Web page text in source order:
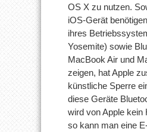
OS X zu nutzen.
iOS-Gerät
ihres
Yosemite) sowie
MacBook Air und
zeigen, hat Apple
künstliche Sperre
diese Geräte
wird von Apple kein
so kann man eine